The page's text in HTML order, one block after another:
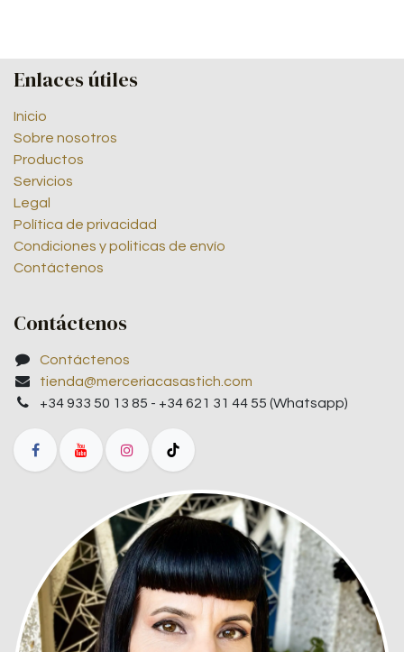
Enlaces útiles
Inicio
Sobre nosotros
Productos
Servicios
Legal
Política de privacidad
Condiciones y politicas de envío
Contáctenos
Contáctenos
Contáctenos
tienda@merceriacasastich.com
+34 933 50 13 85 - +34 621 31 44 55 (Whatsapp)